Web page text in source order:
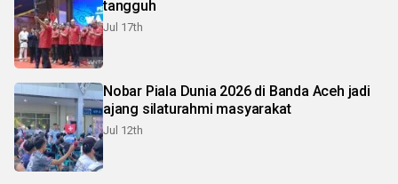
tangguh
Jul 17th
Nobar Piala Dunia 2026 di Banda Aceh jadi
ajang silaturahmi masyarakat
Jul 12th